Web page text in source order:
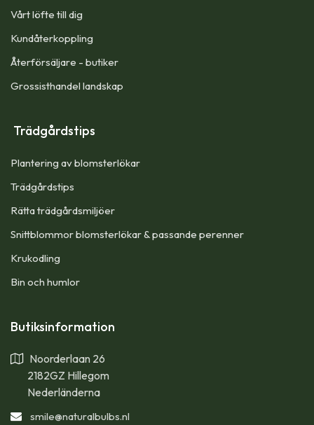
Vårt löfte till dig​
Kundåterkoppling
Återförsäljare - butiker
Grossisthandel landskap
Trädgårdstips
Plantering av blomsterlökar
Trädgårdstips
Rätta trädgårdsmiljöer
Snittblommor blomsterlökar & passande perenner
Krukodling
Bin och humlor
Butiksinformation
Noorderlaan 26
2182GZ Hillegom
Nederländerna
smile@naturalbulbs.nl